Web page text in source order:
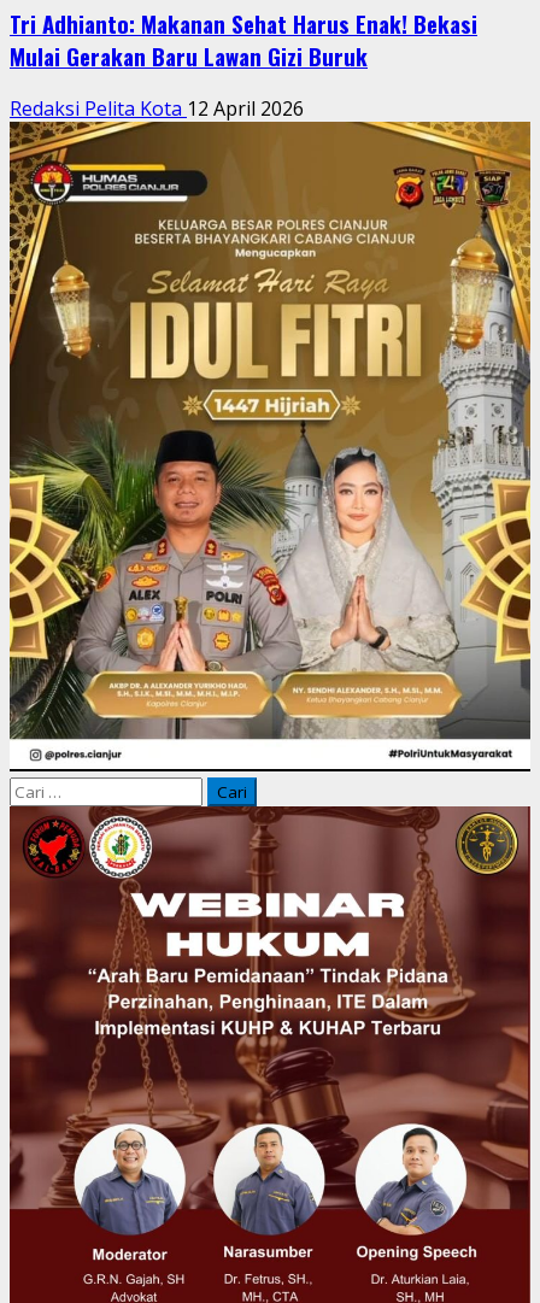
Tri Adhianto: Makanan Sehat Harus Enak! Bekasi
Mulai Gerakan Baru Lawan Gizi Buruk
Redaksi Pelita Kota 12 April 2026
Cari
untuk: